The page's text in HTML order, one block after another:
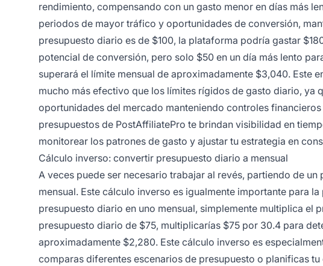
rendimiento, compensando con un gasto menor en días más
periodos de mayor tráfico y oportunidades de conversión,
presupuesto diario es de $100, la plataforma podría gastar
potencial de conversión, pero solo $50 en un día más lento
superará el límite mensual de aproximadamente $3,040. Este
mucho más efectivo que los límites rígidos de gasto diario, ya
oportunidades del mercado manteniendo controles
presupuestos de PostAffiliatePro te brindan visibilidad en
monitorear los patrones de gasto y ajustar tu estrategia en
Cálculo inverso: convertir presupuesto diario a mensual
A veces puede ser necesario trabajar al revés, partiendo de
mensual. Este cálculo inverso es igualmente importante para
presupuesto diario en uno mensual, simplemente multiplica el
presupuesto diario de $75, multiplicarías $75 por 30.4 para
aproximadamente $2,280. Este cálculo inverso es
comparas diferentes escenarios de presupuesto o planificas